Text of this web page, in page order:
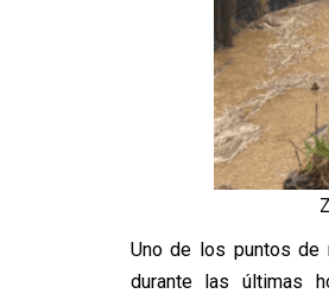
Uno de los puntos de
durante las últimas